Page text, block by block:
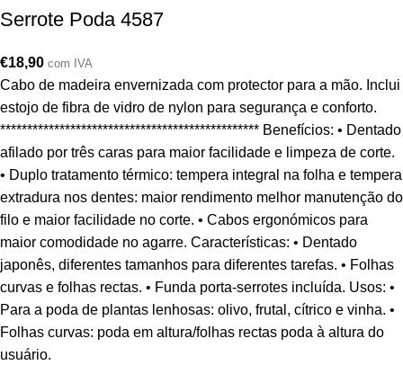
Serrote Poda 4587
€18,90 com IVA
Cabo de madeira envernizada com protector para a mão. Inclui
estojo de fibra de vidro de nylon para segurança e conforto.
************************************************ Benefícios: • Dentado
afilado por três caras para maior facilidade e limpeza de corte.
• Duplo tratamento térmico: tempera integral na folha e tempera
extradura nos dentes: maior rendimento melhor manutenção do
filo e maior facilidade no corte. • Cabos ergonómicos para
maior comodidade no agarre. Características: • Dentado
japonês, diferentes tamanhos para diferentes tarefas. • Folhas
curvas e folhas rectas. • Funda porta-serrotes incluída. Usos: •
Para a poda de plantas lenhosas: olivo, frutal, cítrico e vinha. •
Folhas curvas: poda em altura/folhas rectas poda à altura do
usuário.